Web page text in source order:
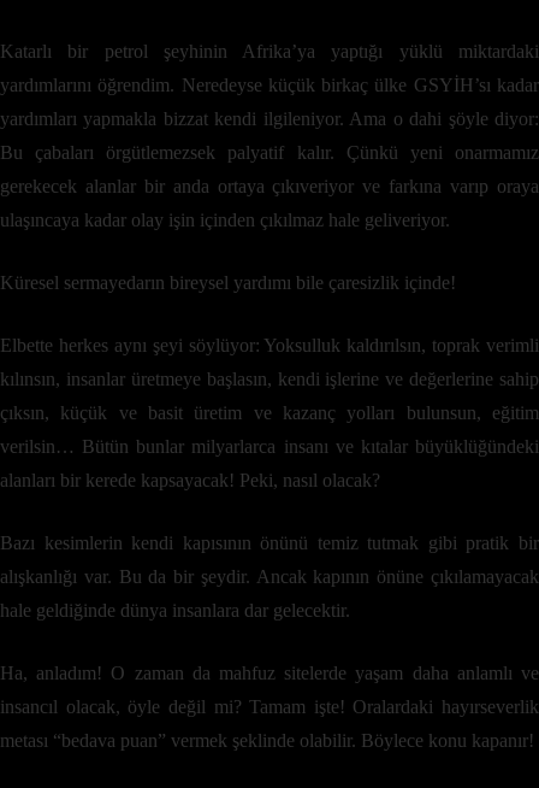
Katarlı bir petrol şeyhinin Afrika’ya yaptığı yüklü miktardaki
yardımlarını öğrendim. Neredeyse küçük birkaç ülke GSYİH’sı kadar
yardımları yapmakla bizzat kendi ilgileniyor. Ama o dahi şöyle diyor:
Bu çabaları örgütlemezsek palyatif kalır. Çünkü yeni onarmamız
gerekecek alanlar bir anda ortaya çıkıveriyor ve farkına varıp oraya
ulaşıncaya kadar olay işin içinden çıkılmaz hale geliveriyor.
Küresel sermayedarın bireysel yardımı bile çaresizlik içinde!
Elbette herkes aynı şeyi söylüyor: Yoksulluk kaldırılsın, toprak verimli
kılınsın, insanlar üretmeye başlasın, kendi işlerine ve değerlerine sahip
çıksın, küçük ve basit üretim ve kazanç yolları bulunsun, eğitim
verilsin… Bütün bunlar milyarlarca insanı ve kıtalar büyüklüğündeki
alanları bir kerede kapsayacak! Peki, nasıl olacak?
Bazı kesimlerin kendi kapısının önünü temiz tutmak gibi pratik bir
alışkanlığı var. Bu da bir şeydir. Ancak kapının önüne çıkılamayacak
hale geldiğinde dünya insanlara dar gelecektir.
Ha, anladım! O zaman da mahfuz sitelerde yaşam daha anlamlı ve
insancıl olacak, öyle değil mi? Tamam işte! Oralardaki hayırseverlik
metası “bedava puan” vermek şeklinde olabilir. Böylece konu kapanır!